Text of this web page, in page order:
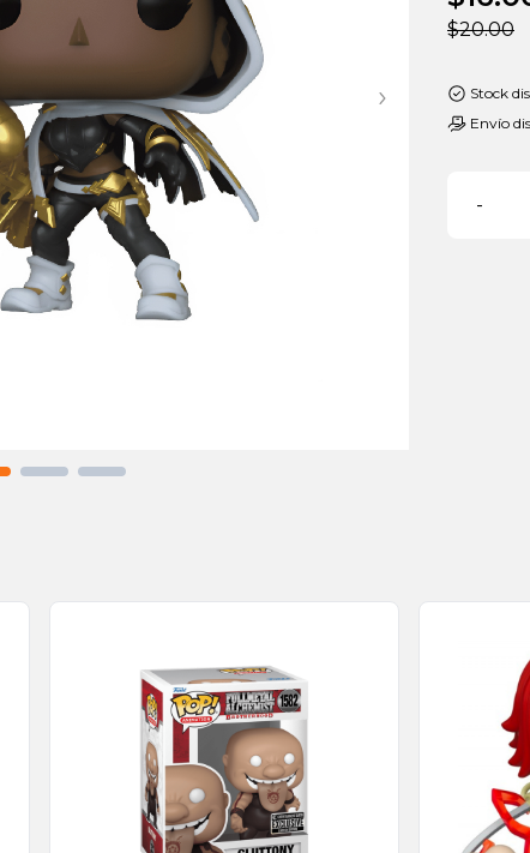
$20.00
Stock
Envío
-